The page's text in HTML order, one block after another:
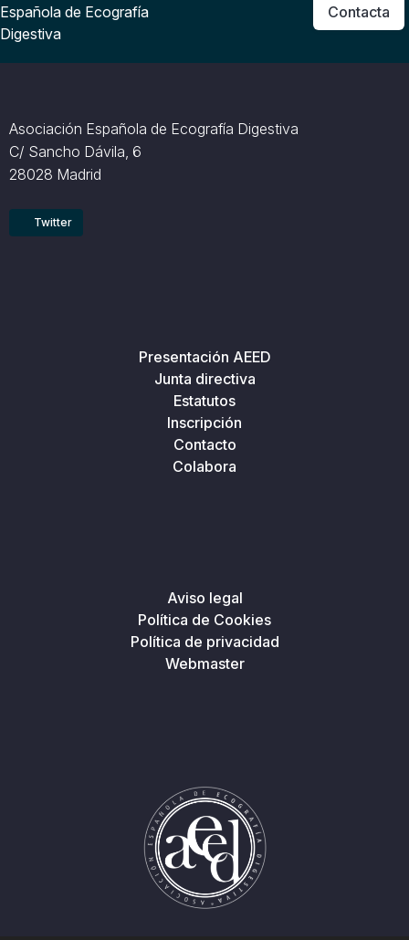
Española de Ecografía
Digestiva
Contacta
Asociación Española de Ecografía Digestiva
C/ Sancho Dávila, 6
28028 Madrid
Twitter
Presentación AEED
Junta directiva
Estatutos
Inscripción
Contacto
Colabora
Aviso legal
Política de Cookies
Política de privacidad
Webmaster